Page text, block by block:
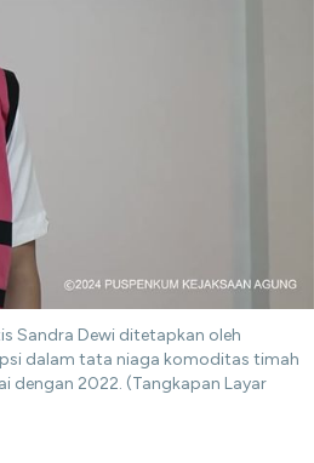
Sandra Dewi ditetapkan oleh
dalam tata niaga komoditas timah
dengan 2022. (Tangkapan Layar